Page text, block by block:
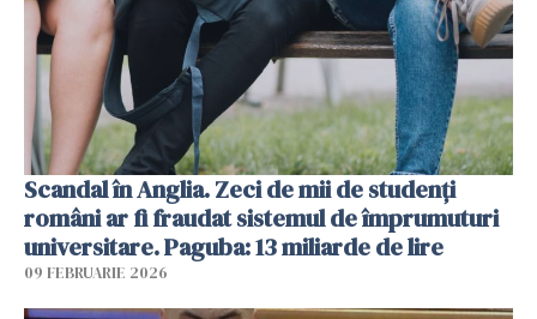
Scandal în Anglia. Zeci de mii de studenți
români ar fi fraudat sistemul de împrumuturi
universitare. Paguba: 13 miliarde de lire
09 FEBRUARIE 2026